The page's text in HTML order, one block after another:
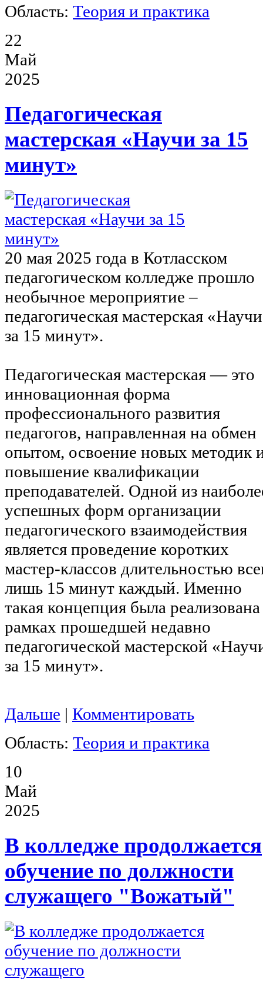
Область: Теория и практика
22
Май
2025
Педагогическая
мастерская «Научи за 15
минут»
20 мая 2025 года в Котласском
педагогическом колледже прошло
необычное мероприятие –
педагогическая мастерская «Научи
за 15 минут».
Педагогическая мастерская — это
инновационная форма
профессионального развития
педагогов, направленная на обмен
опытом, освоение новых методик
повышение квалификации
преподавателей. Одной из
успешных форм организации
педагогического взаимодействия
является проведение коротких
мастер-классов длительностью
лишь 15 минут каждый. Именно
такая концепция была
рамках прошедшей недавно
педагогической мастерской
за 15 минут».
Дальше | Комментировать
Область: Теория и практика
10
Май
2025
В колледже продолжается
обучение по должности
служащего "Вожатый"